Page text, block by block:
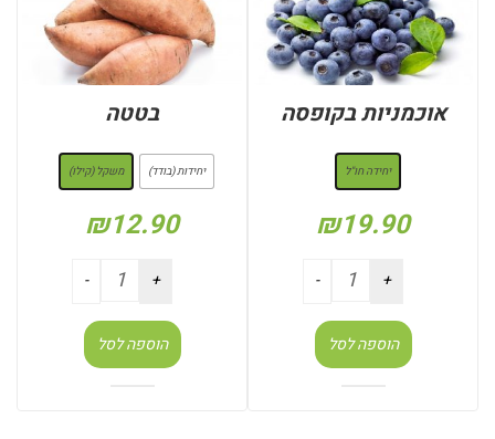
אוכמניות בקופסה
יחידה חו"ל
₪19.90
הוספה לסל
בטטה
יחידות (בודד) משקל (קילו)
₪12.90
הוספה לסל